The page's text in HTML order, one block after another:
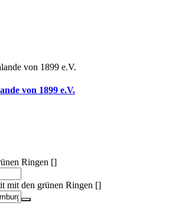
von 1899 e.V.
Ringen []
mit den grünen Ringen []